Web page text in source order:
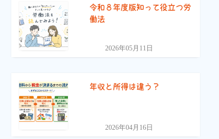
令和８年度版知って役立つ労
働法
2026年05月11日
年収と所得は違う？
2026年04月16日